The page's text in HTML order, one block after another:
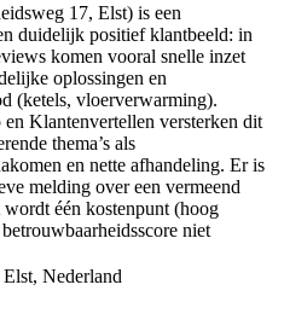
17, Elst) is een
duidelijk positief klantbeeld: in
komen vooral snelle inzet
oplossingen en
(ketels, vloerverwarming).
Klantenvertellen versterken dit
thema’s als
en nette afhandeling. Er is
melding over een vermeend
één kostenpunt (hoog
niet
Nederland